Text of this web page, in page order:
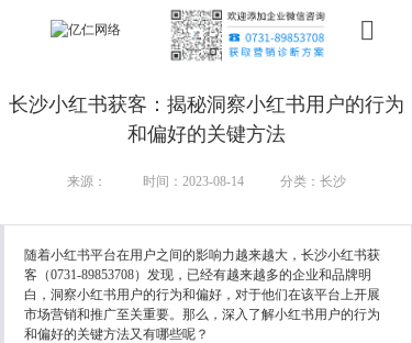
产品
服务
行业
案例
长沙小红书获客：揭秘洞察小红书用户的行为
和偏好的关键方法
来源： 时间：2023-08-14 分类：长沙
随着小红书平台在用户之间的影响力越来越大，长沙小红书获
客（0731-89853708）发现，已经有越来越多的企业和品牌明
白，洞察小红书用户的行为和偏好，对于他们在该平台上开展
市场营销和推广至关重要。那么，深入了解小红书用户的行为
和偏好的关键方法又有哪些呢？